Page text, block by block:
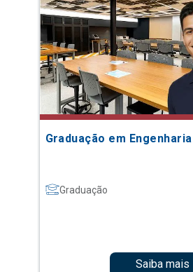
Graduação em
Graduação
Saiba mais